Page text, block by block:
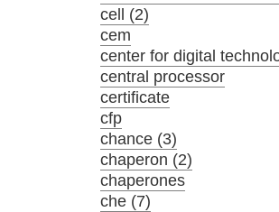
cell (2)
cem
center for digital
central processor
certificate
cfp
chance (3)
chaperon (2)
chaperones
che (7)